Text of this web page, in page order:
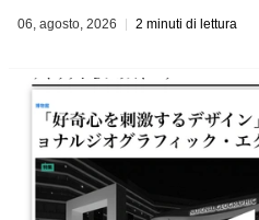
06, agosto, 2026 2 minuti di lettura